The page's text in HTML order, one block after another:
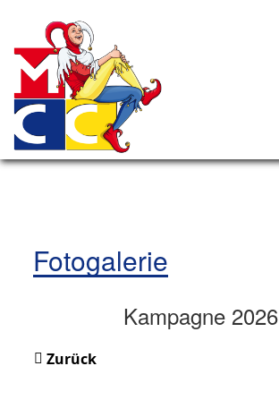
Fotogalerie
Kampagne 2026
Zurück